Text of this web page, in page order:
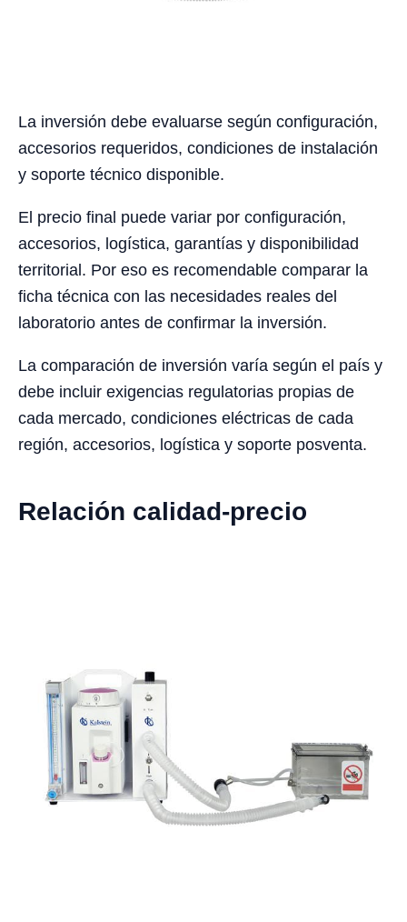
La inversión debe evaluarse según configuración,
accesorios requeridos, condiciones de instalación
y soporte técnico disponible.
El precio final puede variar por configuración,
accesorios, logística, garantías y disponibilidad
territorial. Por eso es recomendable comparar la
ficha técnica con las necesidades reales del
laboratorio antes de confirmar la inversión.
La comparación de inversión varía según el país y
debe incluir exigencias regulatorias propias de
cada mercado, condiciones eléctricas de cada
región, accesorios, logística y soporte posventa.
Relación calidad-precio